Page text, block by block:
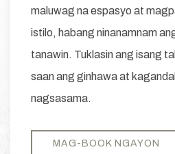
maluwag na espasyo at
istilo, habang ninanamnam
tanawin. Tuklasin ang isang
saan ang ginhawa at
nagsasama.
MAG-BOOK NGAYON